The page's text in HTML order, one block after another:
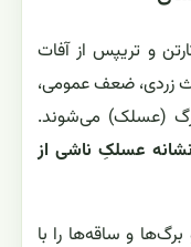
و تریپس از آفات
زردی، ضعف عمومی،
(عسلک) می‌شوند.
عسلکِ ناشی از
برگ‌ها و ساقه‌ها را با